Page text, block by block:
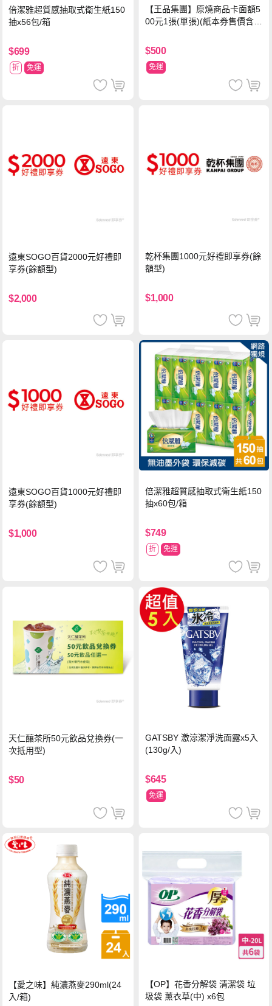
倍潔雅超質感抽取式衛生紙150
抽x56包/箱
$699
折 免運
【王品集團】原燒商品卡面額5
00元1張(單張)(紙本券售價含平
$500
免運
遠東SOGO百貨2000元好禮即
享券(餘額型)
$2,000
乾杯集團1000元好禮即享券(餘
額型)
$1,000
遠東SOGO百貨1000元好禮即
享券(餘額型)
$1,000
倍潔雅超質感抽取式衛生紙150
抽x60包/箱
$749
折 免運
天仁釀茶所50元飲品兌換券(一
次抵用型)
$50
GATSBY 激涼潔淨洗面露x5入
(130g/入)
$645
免運
【愛之味】純濃燕麥290ml(24
入/箱)
【OP】花香分解袋 清潔袋 垃
圾袋 薰衣草(中) x6包